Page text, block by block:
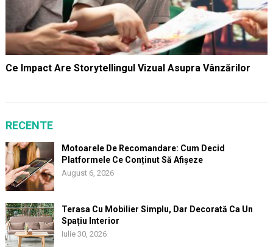
Ce Impact Are Storytellingul Vizual Asupra Vânzărilor
RECENTE
Motoarele De Recomandare: Cum Decid
Platformele Ce Conținut Să Afișeze
August 6, 2026
Terasa Cu Mobilier Simplu, Dar Decorată Ca Un
Spațiu Interior
Iulie 30, 2026